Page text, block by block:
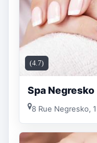
(4.7)
Spa Negresko
8 Rue Negresko,